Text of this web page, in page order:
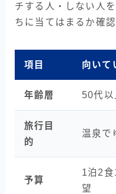
チする人・しない人
ちに当てはまるか確認
項目 向いて
年齢層 50代以
旅行目
的
温泉で
予算
1泊2食
望